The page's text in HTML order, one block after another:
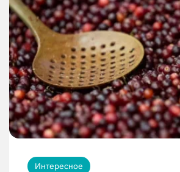
Интересное